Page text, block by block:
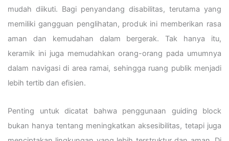
mudah diikuti. Bagi penyandang disabilitas, terutama yang
memiliki gangguan penglihatan, produk ini memberikan rasa
aman dan kemudahan dalam bergerak. Tak hanya itu,
keramik ini juga memudahkan orang-orang pada umumnya
dalam navigasi di area ramai, sehingga ruang publik menjadi
lebih tertib dan efisien.
Penting untuk dicatat bahwa penggunaan guiding block
bukan hanya tentang meningkatkan aksesibilitas, tetapi juga